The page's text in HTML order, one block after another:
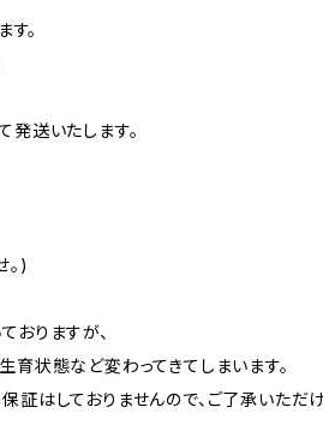
。
送いたします。
)
おりますが、
状態など変わってきてしまいます。
はしておりませんので、ご了承いただ